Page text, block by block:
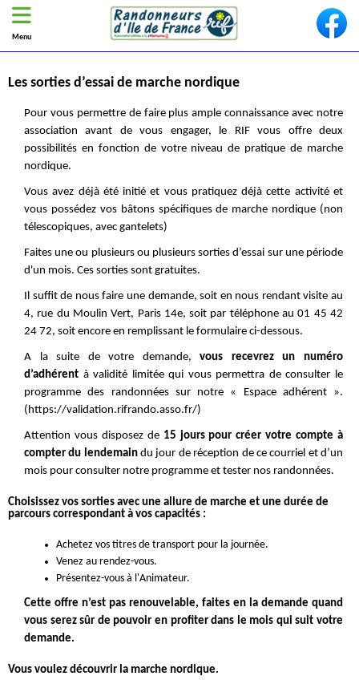
Menu
Les sorties d’essai de marche nordique
Pour vous permettre de faire plus ample connaissance avec notre
association avant de vous engager, le RIF vous offre deux
possibilités en fonction de votre niveau de pratique de marche
nordique.
Vous avez déjà été initié et vous pratiquez déjà cette activité et
vous possédez vos bâtons spécifiques de marche nordique (non
télescopiques, avec gantelets)
Faites une ou plusieurs ou plusieurs sorties d’essai sur une période
d'un mois. Ces sorties sont gratuites.
Il suffit de nous faire une demande, soit en nous rendant visite au
4, rue du Moulin Vert, Paris 14e, soit par téléphone au 01 45 42
24 72, soit encore en remplissant le formulaire ci-dessous.
A la suite de votre demande,vous recevrez un numéro
d’adhérent à validité limitée qui vous permettra de consulter le
programme des randonnées sur notre « Espace adhérent ».
(https://validation.rifrando.asso.fr/)
Attention vous disposez de 15 jours pour créer votre compte à
compter du lendemaindu jour de réception de ce courriel et d’un
mois pour consulter notre programme et tester nos randonnées.
Choisissez vos sorties avec une allure de marche et une durée de
parcours correspondant à vos capacités :
Achetez vos titres de transport pour la journée.
Venez au rendez-vous.
Présentez-vous à l'Animateur.
Cette offre n’est pas renouvelable, faites en la demande quand
vous serez sûr de pouvoir en profiter dans le mois qui suit votre
demande.
Vous voulez découvrir la marche nordique.